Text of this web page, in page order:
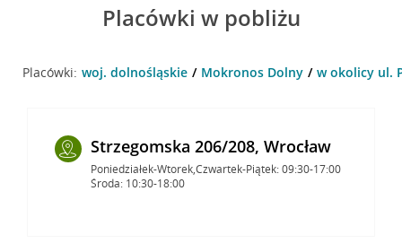
Placówki w pobliżu
Placówki: woj. dolnośląskie Mokronos Dolny w okolicy ul.
Strzegomska 206/208, Wrocław
Poniedziałek-Wtorek,Czwartek-Piątek: 09:30-17:00
Środa: 10:30-18:00